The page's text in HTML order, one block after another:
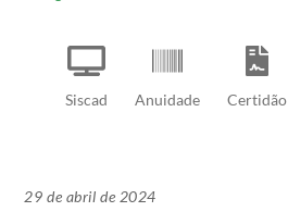
Siscad Anuidade Certidão
Pesquisar
29 de abril de 2024